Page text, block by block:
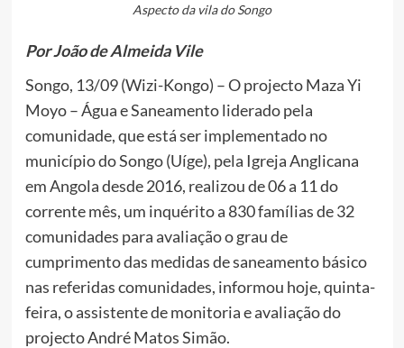
Aspecto da vila do Songo
Por João de Almeida Vile
Songo, 13/09 (Wizi-Kongo) – O projecto Maza Yi
Moyo – Água e Saneamento liderado pela
comunidade, que está ser implementado no
município do Songo (Uíge), pela Igreja Anglicana
em Angola desde 2016, realizou de 06 a 11 do
corrente mês, um inquérito a 830 famílias de 32
comunidades para avaliação o grau de
cumprimento das medidas de saneamento básico
nas referidas comunidades, informou hoje, quinta-
feira, o assistente de monitoria e avaliação do
projecto André Matos Simão.